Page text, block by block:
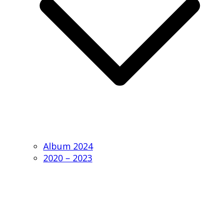
Album 2024
2020 – 2023